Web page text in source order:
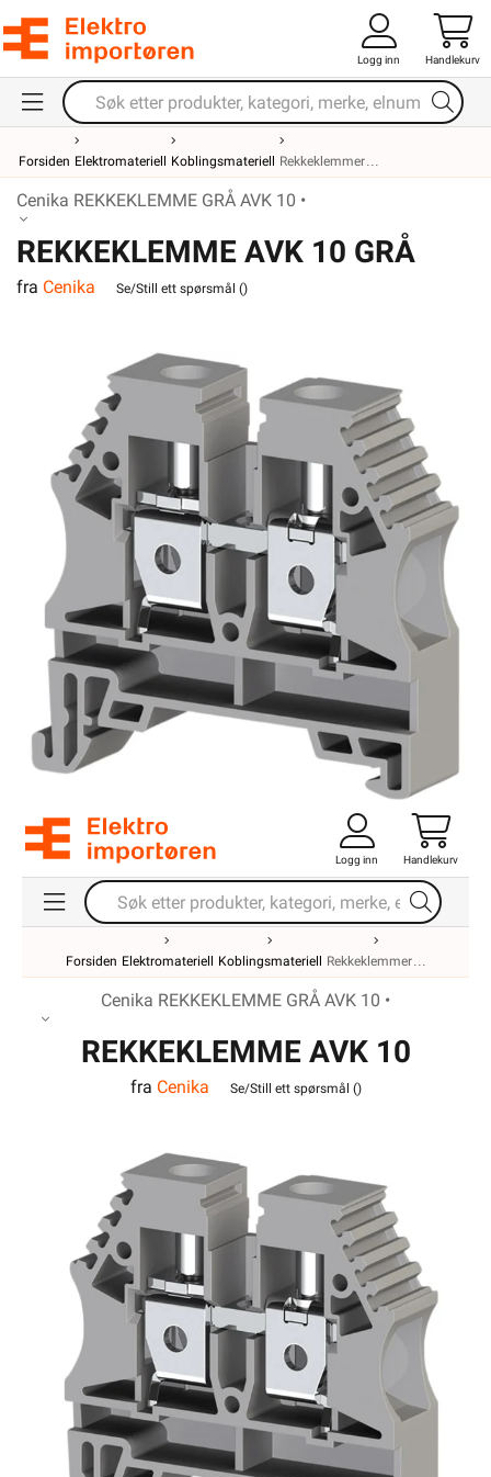
Logg inn Handlekurv
Forsiden Elektromateriell Koblingsmateriell Rekkeklemmer
Cenika REKKEKLEMME GRÅ AVK 10 •
REKKEKLEMME AVK 10 GRÅ
fra Cenika Se/Still ett spørsmål ()
Logg inn Handlekurv
Forsiden Elektromateriell Koblingsmateriell Rekkeklemmer
Cenika REKKEKLEMME GRÅ AVK 10 •
REKKEKLEMME AVK 10
GRÅ
fra Cenika Se/Still ett spørsmål ()